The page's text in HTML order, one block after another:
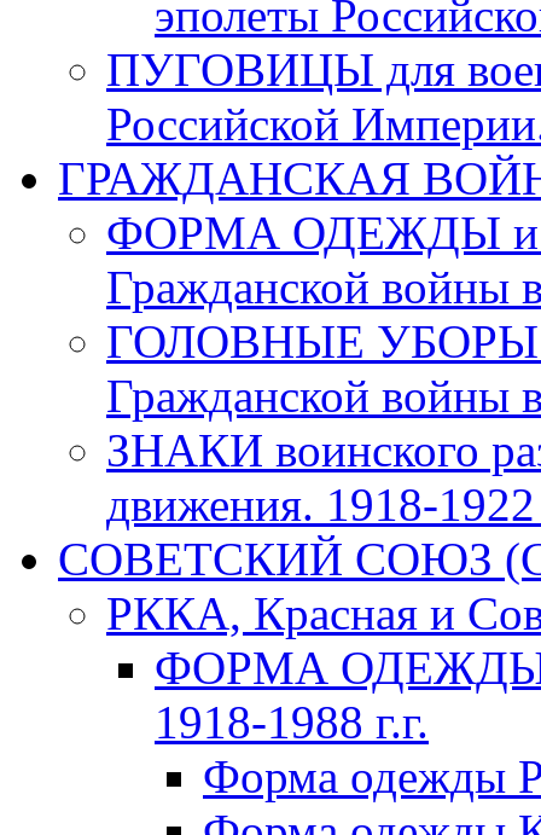
эполеты
ПУГОВИЦЫ для
Российской
ГРАЖДАНСКАЯ ВОЙНА
ФОРМА ОДЕЖДЫ и
Гражданской войны
ГОЛОВНЫЕ УБОРЫ
Гражданской войны
ЗНАКИ воинского
движения. 1918-1922
СОВЕТСКИЙ СОЮЗ
РККА, Красная и
ФОРМА ОДЕЖДЫ
1918-1988 г.г.
Форма одежды